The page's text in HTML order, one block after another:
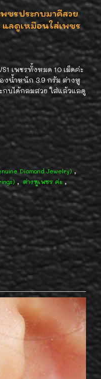
ชรประกบมาคีสวย
ลดูเหมือนใส่เพชร
เพชรทั้งหมด 10 เม็ดค่ะ
งน้ำหนัก 3.9 กรัม ต่างหู
กบได้กลมสวย ใส่แล้วแลดู
Diamond Jewelry) ,
, ต่างหูเพชร ค่ะ ,